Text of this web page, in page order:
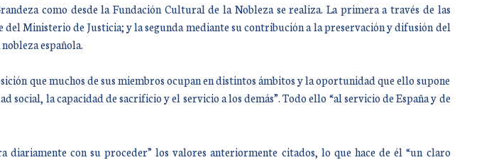
como desde la Fundación Cultural de la Nobleza se realiza. La primera a través de las
Ministerio de Justicia; y la segunda mediante su contribución a la preservación y difusión del
española.
que muchos de sus miembros ocupan en distintos ámbitos y la oportunidad que ello supone
la capacidad de sacrificio y el servicio a los demás”. Todo ello “al servicio de España y de
con su proceder” los valores anteriormente citados, lo que hace de él “un claro